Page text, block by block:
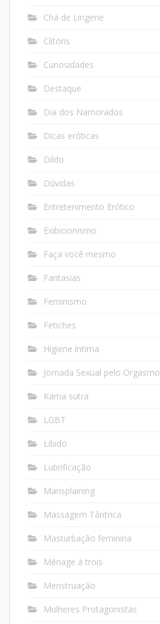
Chá de Lingerie
Clitóris
Curiosidades
Destaque
Dia dos Namorados
Dicas eróticas
Dildo
Dúvidas
Entretenimento Erótico
Exibicionismo
Faça você mesmo
Fantasias
Feminismo
Fetiches
Higiene íntima
Jornada Sexual pelo Orgasmo
Kama sutra
LGBT
Libido
Lubrificação
Mansplaining
Massagem Tântrica
Masturbação feminina
Ménage à trois
Menstruação
Mulheres Protagonistas